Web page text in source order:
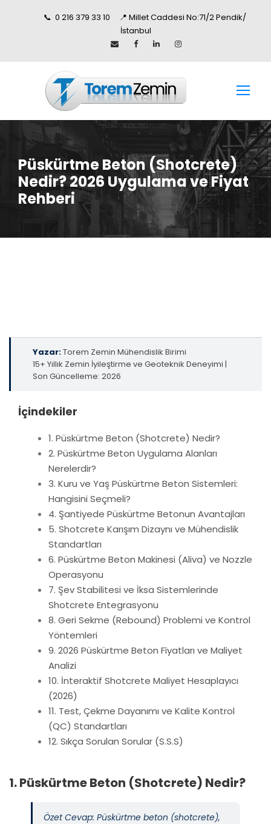
📞 0 216 379 33 10 📍 Millet Caddesi No:71/2 Pendik/
İstanbul
Püskürtme Beton (Shotcrete)
Nedir? 2026 Uygulama ve Fiyat
Rehberi
Yazar:Torem Zemin Mühendislik Birimi
15+ Yıllık Zemin İyileştirme ve Geoteknik Deneyimi |
Son Güncelleme: 2026
İçindekiler
1. Püskürtme Beton (Shotcrete) Nedir?
2. Püskürtme Beton Uygulama Alanları
Nerelerdir?
3. Kuru ve Yaş Püskürtme Beton Sistemleri:
Hangisini Seçmeli?
4. Şantiyede Püskürtme Betonun Avantajları
5. Shotcrete Karışım Dizaynı ve Mühendislik
Standartları
6. Püskürtme Beton Makinesi (Aliva) ve Nozzle
Operasyonu
7. Şev Stabilitesi ve İksa Sistemlerinde
Shotcrete Entegrasyonu
8. Geri Sekme (Rebound) Problemi ve Kontrol
Yöntemleri
9. 2026 Püskürtme Beton Fiyatları ve Maliyet
Analizi
10. İnteraktif Shotcrete Maliyet Hesaplayıcı
(2026)
11. Test, Çekme Dayanımı ve Kalite Kontrol
(QC) Standartları
12. Sıkça Sorulan Sorular (S.S.S)
1. Püskürtme Beton (Shotcrete) Nedir?
Özet Cevap: Püskürtme beton (shotcrete),